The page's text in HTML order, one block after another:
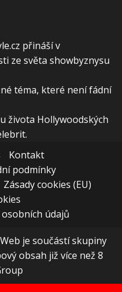
přináší v
ze světa showbyznysu
téma, které není fádní
života Hollywoodských
Kontakt
podmínky
Zásady cookies (EU)
údajů
je součástí skupiny
obsah již více než 8